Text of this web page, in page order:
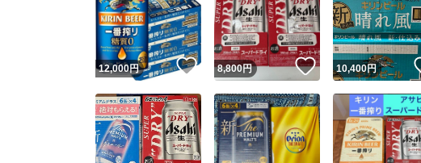
Yahoo!フリマが定め
安心取引出品者
安心取引出品者
12,000円 いいね！
8,800円 いいね！
10,400円